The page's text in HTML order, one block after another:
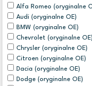
Alfa Romeo (oryginalne
Audi (oryginalne OE)
BMW (oryginalne OE)
Chevrolet (oryginalne OE)
Chrysler (oryginalne OE)
Citroen (oryginalne OE)
Dacia (oryginalne OE)
Dodge (oryginalne OE)